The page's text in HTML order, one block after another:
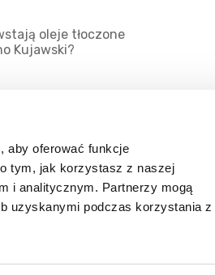
aby oferować funkcje
tym, jak korzystasz z naszej
i analitycznym. Partnerzy mogą
uzyskanymi podczas korzystania z
oleje tłoczone
Kujawski?
Kategorie
Kontakt
Zaloguj się